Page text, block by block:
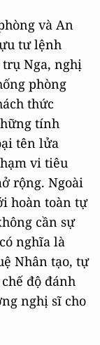
và An
tư lệnh
Nga, nghị
phòng
thức
tính
tên lửa
vi tiêu
rộng. Ngoài
hoàn toàn tự
cần sự
nghĩa là
Nhân tạo, tự
độ đánh
nghị sĩ cho